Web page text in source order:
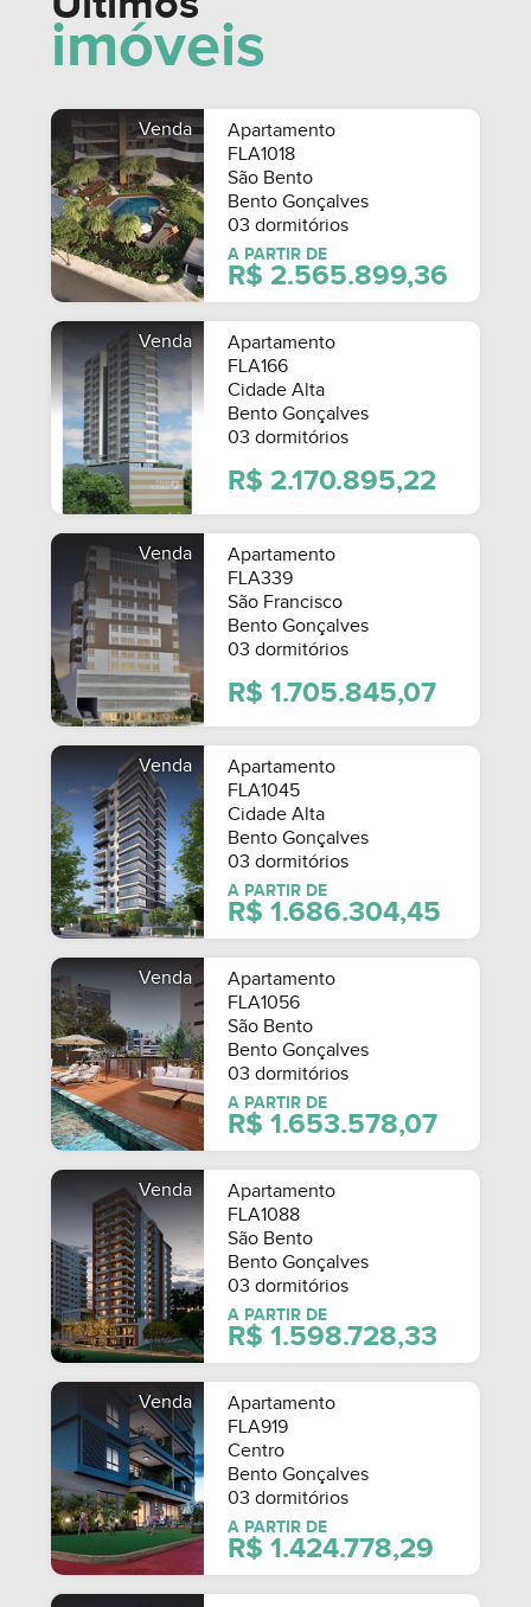
imóveis
Venda
Apartamento
FLA1018
São Bento
Bento Gonçalves
03 dormitórios
A PARTIR DE
R$ 2.565.899,36
Venda
Apartamento
FLA166
Cidade Alta
Bento Gonçalves
03 dormitórios
R$ 2.170.895,22
Venda
Apartamento
FLA339
São Francisco
Bento Gonçalves
03 dormitórios
R$ 1.705.845,07
Venda
Apartamento
FLA1045
Cidade Alta
Bento Gonçalves
03 dormitórios
A PARTIR DE
R$ 1.686.304,45
Venda
Apartamento
FLA1056
São Bento
Bento Gonçalves
03 dormitórios
A PARTIR DE
R$ 1.653.578,07
Venda
Apartamento
FLA1088
São Bento
Bento Gonçalves
03 dormitórios
A PARTIR DE
R$ 1.598.728,33
Venda
Apartamento
FLA919
Centro
Bento Gonçalves
03 dormitórios
A PARTIR DE
R$ 1.424.778,29